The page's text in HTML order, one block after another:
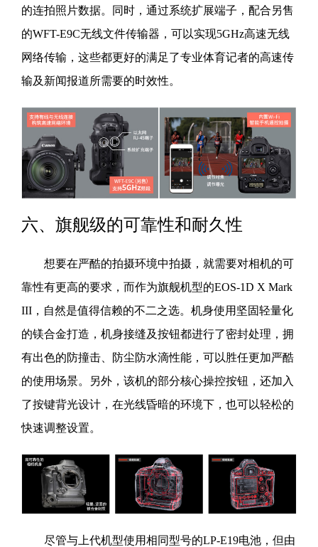
的连拍照片数据。同时，通过系统扩展端子，配合另售
的WFT-E9C无线文件传输器，可以实现5GHz高速无线
网络传输，这些都更好的满足了专业体育记者的高速传
输及新闻报道所需要的时效性。
六、旗舰级的可靠性和耐久性
想要在严酷的拍摄环境中拍摄，就需要对相机的可
靠性有更高的要求，而作为旗舰机型的EOS-1D X Mark
III，自然是值得信赖的不二之选。机身使用坚固轻量化
的镁合金打造，机身接缝及按钮都进行了密封处理，拥
有出色的防撞击、防尘防水滴性能，可以胜任更加严酷
的使用场景。另外，该机的部分核心操控按钮，还加入
了按键背光设计，在光线昏暗的环境下，也可以轻松的
快速调整设置。
尽管与上代机型使用相同型号的LP-E19电池，但由